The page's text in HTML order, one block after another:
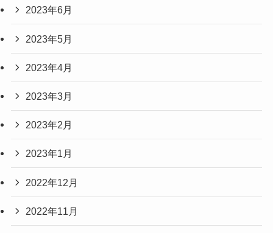
2023年6月
2023年5月
2023年4月
2023年3月
2023年2月
2023年1月
2022年12月
2022年11月